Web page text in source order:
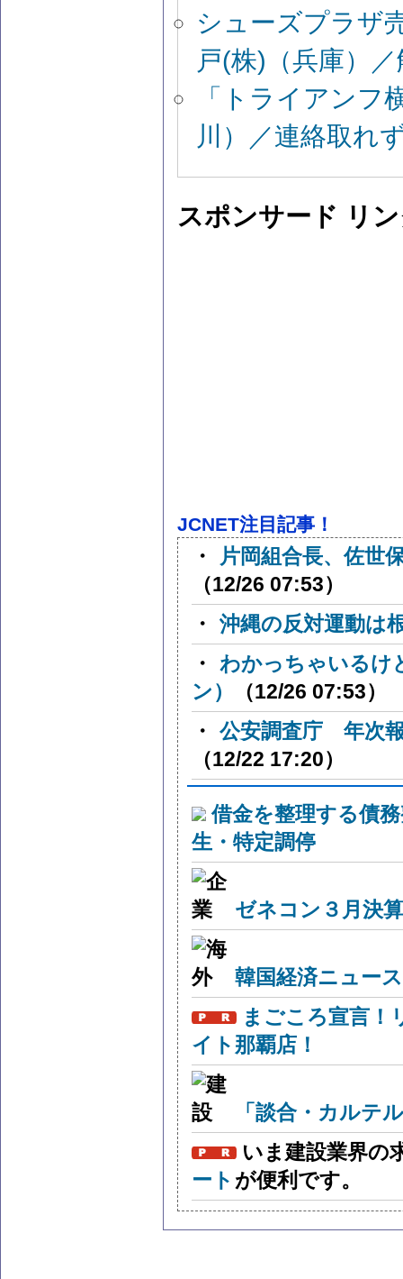
シューズプラザ
戸(株)（兵庫）
「トライアンフ
川）／連絡取れ
スポンサード リ
JCNET注目記事！
・
片岡組合長、佐世
（12/26 07:53）
・ 沖縄の反対運動は
・ わかっちゃいるけ
ン）
（12/26 07:53）
・ 公安調査庁 年次
（12/22 17:20）
借金を整理する債
生・特定調停
ゼネコン３月決
韓国経済ニュー
まごころ宣言！
イト那覇店！
「談合・カルテ
いま建設業界の
ート が便利です。